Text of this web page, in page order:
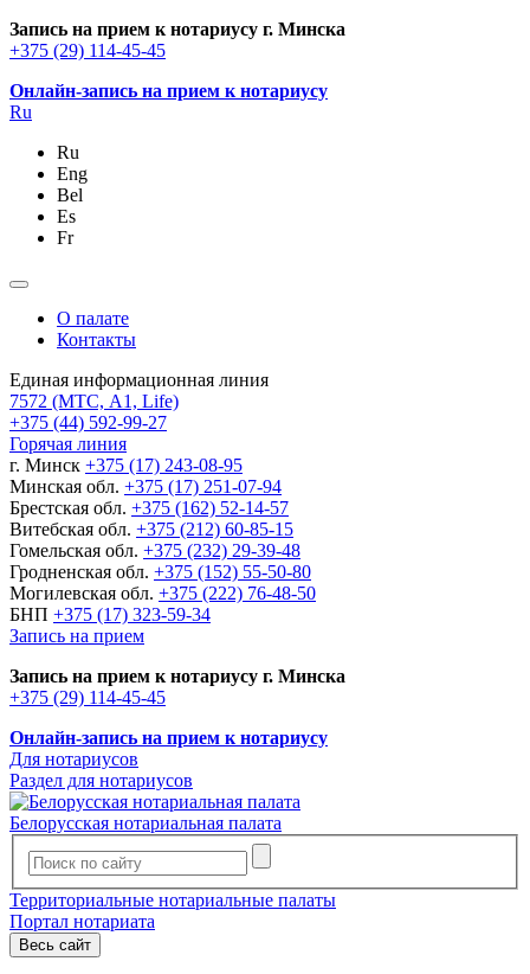
Запись на прием к нотариусу г. Минска
+375 (29) 114-45-45
Онлайн-запись на прием к нотариусу
Ru
Ru
Eng
Bel
Es
Fr
О палате
Контакты
Единая информационная линия
7572 (МТС, A1, Life)
+375 (44) 592-99-27
Горячая линия
г. Минск +375 (17) 243-08-95
Минская обл. +375 (17) 251-07-94
Брестская обл. +375 (162) 52-14-57
Витебская обл. +375 (212) 60-85-15
Гомельская обл. +375 (232) 29-39-48
Гродненская обл. +375 (152) 55-50-80
Могилевская обл. +375 (222) 76-48-50
БНП +375 (17) 323-59-34
Запись на прием
Запись на прием к нотариусу г. Минска
+375 (29) 114-45-45
Онлайн-запись на прием к нотариусу
Для нотариусов
Раздел для нотариусов
Белорусская нотариальная палата
Территориальные нотариальные палаты
Портал нотариата
Весь сайт